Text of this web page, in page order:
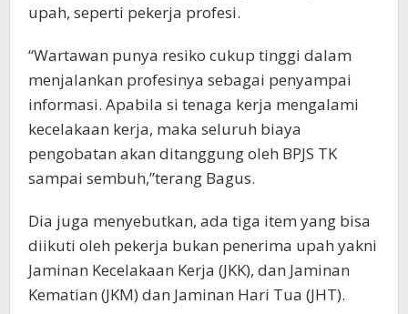
upah, seperti pekerja profesi.
“Wartawan punya resiko cukup tinggi dalam
menjalankan profesinya sebagai penyampai
informasi. Apabila si tenaga kerja mengalami
kecelakaan kerja, maka seluruh biaya
pengobatan akan ditanggung oleh BPJS TK
sampai sembuh,”terang Bagus.
Dia juga menyebutkan, ada tiga item yang bisa
diikuti oleh pekerja bukan penerima upah yakni
Jaminan Kecelakaan Kerja (JKK), dan Jaminan
Kematian (JKM) dan Jaminan Hari Tua (JHT).